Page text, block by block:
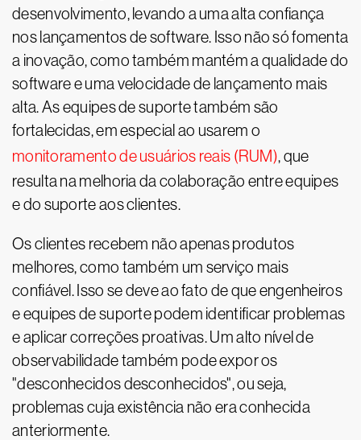
desenvolvimento, levando a uma alta confiança
nos lançamentos de software. Isso não só fomenta
a inovação, como também mantém a qualidade do
software e uma velocidade de lançamento mais
alta. As equipes de suporte também são
fortalecidas, em especial ao usarem o
monitoramento de usuários reais (RUM), que
resulta na melhoria da colaboração entre equipes
e do suporte aos clientes.
Os clientes recebem não apenas produtos
melhores, como também um serviço mais
confiável. Isso se deve ao fato de que engenheiros
e equipes de suporte podem identificar problemas
e aplicar correções proativas. Um alto nível de
observabilidade também pode expor os
"desconhecidos desconhecidos", ou seja,
problemas cuja existência não era conhecida
anteriormente.